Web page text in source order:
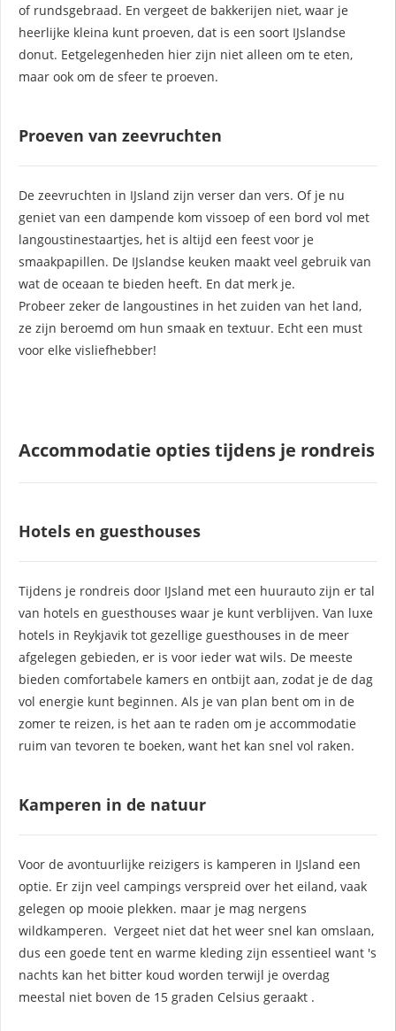
of rundsgebraad. En vergeet de bakkerijen niet, waar je
heerlijke kleina kunt proeven, dat is een soort IJslandse
donut. Eetgelegenheden hier zijn niet alleen om te eten,
maar ook om de sfeer te proeven.
Proeven van zeevruchten
De zeevruchten in IJsland zijn verser dan vers. Of je nu
geniet van een dampende kom vissoep of een bord vol met
langoustinestaartjes, het is altijd een feest voor je
smaakpapillen. De IJslandse keuken maakt veel gebruik van
wat de oceaan te bieden heeft. En dat merk je.
Probeer zeker de langoustines in het zuiden van het land,
ze zijn beroemd om hun smaak en textuur. Echt een must
voor elke visliefhebber!
Accommodatie opties tijdens je rondreis
Hotels en guesthouses
Tijdens je rondreis door IJsland met een huurauto zijn er tal
van hotels en guesthouses waar je kunt verblijven. Van luxe
hotels in Reykjavik tot gezellige guesthouses in de meer
afgelegen gebieden, er is voor ieder wat wils. De meeste
bieden comfortabele kamers en ontbijt aan, zodat je de dag
vol energie kunt beginnen. Als je van plan bent om in de
zomer te reizen, is het aan te raden om je accommodatie
ruim van tevoren te boeken, want het kan snel vol raken.
Kamperen in de natuur
Voor de avontuurlijke reizigers is kamperen in IJsland een
optie. Er zijn veel campings verspreid over het eiland, vaak
gelegen op mooie plekken. maar je mag nergens
wildkamperen. Vergeet niet dat het weer snel kan omslaan,
dus een goede tent en warme kleding zijn essentieel want 's
nachts kan het bitter koud worden terwijl je overdag
meestal niet boven de 15 graden Celsius geraakt .